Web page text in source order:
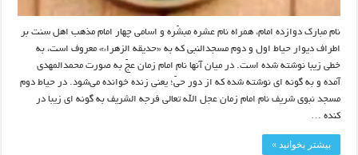
نام مبارک دوازده امام، همراه نام عشره مبشّره و اسامی چهار امام مذهب اهل سنت بر
اطراف دیوار حیاط اول و دوم مسجدالنبی که به «حدیقه الزهراء» معروف است، به
خطی زیبا نوشته شده است. در میان آنها نام امام زمان عجّ به صورت محمدالمهدی
آمده و به گونه ای نوشته شده که از دور حیّ؛ یعنی زنده خوانده می‌شود. در حیاط دوم
مسجد نبوی شریف نام امام زمان عجل الله تعالی فرجه الشریف به گونه ای زیبا در
کنده …
بیشتر بخوانید »